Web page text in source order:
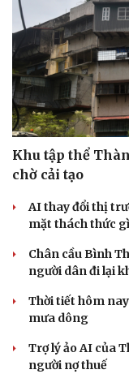
Nam khoa
Làm đẹp - giảm cân
Phòng mạch online
Ăn sạch sống khỏe
Khu tập thể
chờ cải tạo
AI thay đổi thị
mặt thách thức
Chân cầu Bình
người dân đi lại
Thời tiết hôm
mưa dông
Trợ lý ảo AI của
người nợ thuế